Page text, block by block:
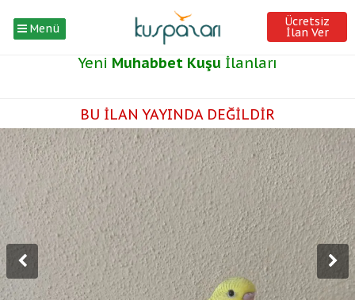
Menü Ücretsiz
İlan Ver
Yeni Muhabbet Kuşu İlanları
BU İLAN YAYINDA DEĞİLDİR